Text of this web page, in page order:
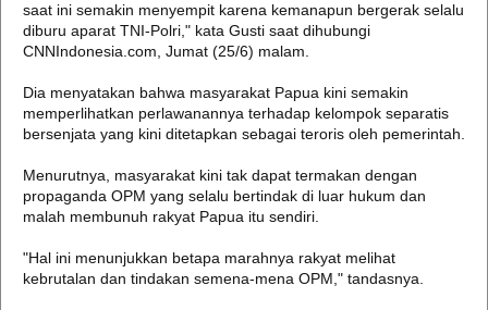
saat ini semakin menyempit karena kemanapun bergerak selalu
diburu aparat TNI-Polri," kata Gusti saat dihubungi
CNNIndonesia.com, Jumat (25/6) malam.
Dia menyatakan bahwa masyarakat Papua kini semakin
memperlihatkan perlawanannya terhadap kelompok separatis
bersenjata yang kini ditetapkan sebagai teroris oleh pemerintah.
Menurutnya, masyarakat kini tak dapat termakan dengan
propaganda OPM yang selalu bertindak di luar hukum dan
malah membunuh rakyat Papua itu sendiri.
"Hal ini menunjukkan betapa marahnya rakyat melihat
kebrutalan dan tindakan semena-mena OPM," tandasnya.